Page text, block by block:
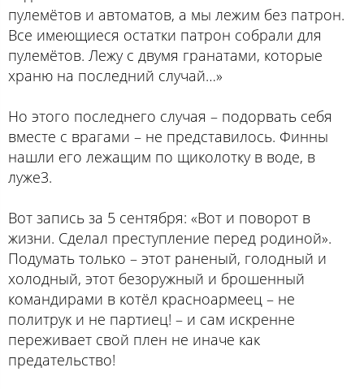
пулемётов и автоматов, а мы лежим без патрон.
Все имеющиеся остатки патрон собрали для
пулемётов. Лежу с двумя гранатами, которые
храню на последний случай…»
Но этого последнего случая – подорвать себя
вместе с врагами – не представилось. Финны
нашли его лежащим по щиколотку в воде, в
луже3.
Вот запись за 5 сентября: «Вот и поворот в
жизни. Сделал преступление перед родиной».
Подумать только – этот раненый, голодный и
холодный, этот безоружный и брошенный
командирами в котёл красноармеец – не
политрук и не партиец! – и сам искренне
переживает свой плен не иначе как
предательство!